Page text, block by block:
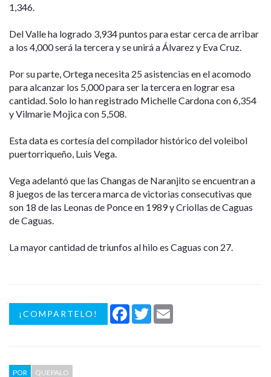
1,346.
Del Valle ha logrado 3,934 puntos para estar cerca de arribar
a los 4,000 será la tercera y se unirá a Álvarez y Eva Cruz.
Por su parte, Ortega necesita 25 asistencias en el acomodo
para alcanzar los 5,000 para ser la tercera en lograr esa
cantidad. Solo lo han registrado Michelle Cardona con 6,354
y Vilmarie Mojica con 5,508.
Esta data es cortesía del compilador histórico del voleibol
puertorriqueño, Luis Vega.
Vega adelantó que las Changas de Naranjito se encuentran a
8 juegos de las tercera marca de victorias consecutivas que
son 18 de las Leonas de Ponce en 1989 y Criollas de Caguas
de Caguas.
La mayor cantidad de triunfos al hilo es Caguas con 27.
¡COMPARTELO! Facebook
Twitter
POR QUEPALO